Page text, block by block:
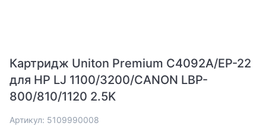
Картридж Uniton Premium C4092A/EP-22
для HP LJ 1100/3200/CANON LBP-
800/810/1120 2.5K
Артикул: 5109990008